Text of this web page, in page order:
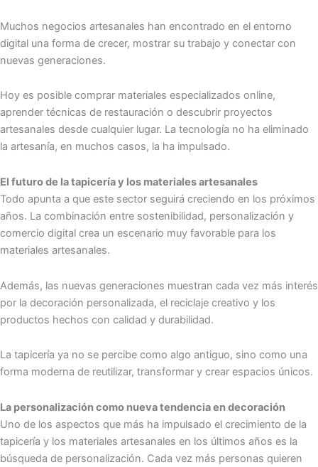
Muchos negocios artesanales han encontrado en el entorno
digital una forma de crecer, mostrar su trabajo y conectar con
nuevas generaciones.
Hoy es posible comprar materiales especializados online,
aprender técnicas de restauración o descubrir proyectos
artesanales desde cualquier lugar. La tecnología no ha eliminado
la artesanía, en muchos casos, la ha impulsado.
El futuro de la tapicería y los materiales artesanales
Todo apunta a que este sector seguirá creciendo en los próximos
años. La combinación entre sostenibilidad, personalización y
comercio digital crea un escenario muy favorable para los
materiales artesanales.
Además, las nuevas generaciones muestran cada vez más interés
por la decoración personalizada, el reciclaje creativo y los
productos hechos con calidad y durabilidad.
La tapicería ya no se percibe como algo antiguo, sino como una
forma moderna de reutilizar, transformar y crear espacios únicos.
La personalización como nueva tendencia en decoración
Uno de los aspectos que más ha impulsado el crecimiento de la
tapicería y los materiales artesanales en los últimos años es la
búsqueda de personalización. Cada vez más personas quieren